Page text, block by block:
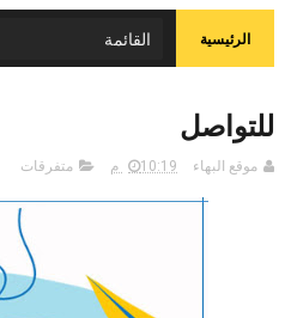
الرئيسية
للتواصل
موقع البهاء 10:19 م متفرقات